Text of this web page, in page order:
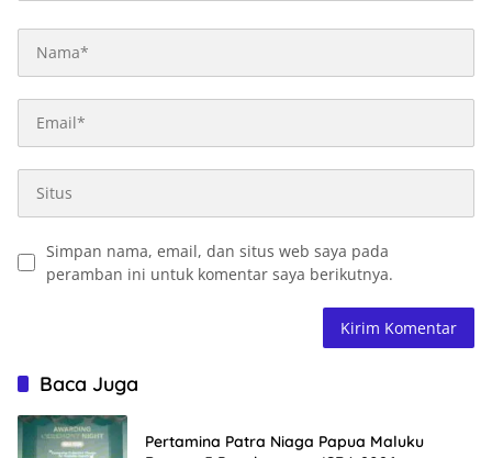
Simpan nama, email, dan situs web saya pada
peramban ini untuk komentar saya berikutnya.
Baca Juga
Pertamina Patra Niaga Papua Maluku